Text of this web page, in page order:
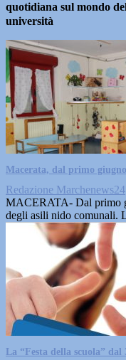
quotidiana sul mondo
università
Macerata, dal primo
Redazione Marchenews24
MACERATA- Dal primo
degli asili nido comunali.
La “Festa della scuola”